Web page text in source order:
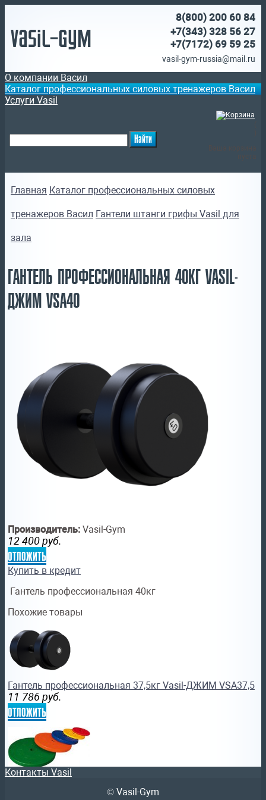
Vasil-Gym
8(800) 200 60 84
+7(343) 328 56 27
+7(7172) 69 59 25
vasil-gym-russia@mail.ru
О компании Васил
Каталог профессиональных силовых тренажеров Васил
Услуги Vasil
Главная Каталог профессиональных силовых
тренажеров Васил Гантели штанги грифы Vasil для
зала
ГАНТЕЛЬ ПРОФЕССИОНАЛЬНАЯ 40КГ VASIL-
ДЖИМ VSA40
Производитель: Vasil-Gym
12 400 руб.
отложить
Купить в кредит
Гантель профессиональная 40кг
Похожие товары
Гантель профессиональная 37,5кг Vasil-ДЖИМ VSA37,5
11 786 руб.
отложить
Диск Vasil-Gym 1,0 кг для штанги и гантели жёлтый
Контакты Vasil
© Vasil-Gym